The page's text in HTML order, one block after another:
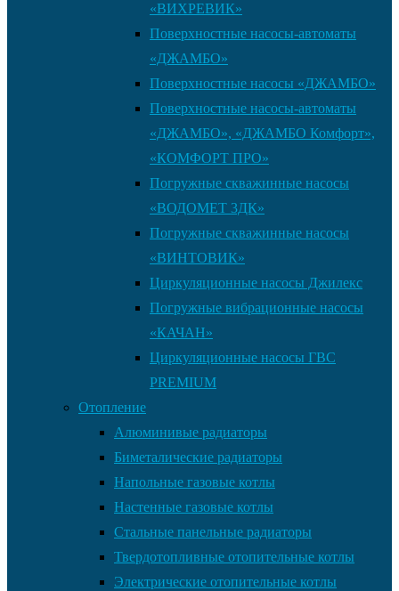
«ВИХРЕВИК»
Поверхностные насосы-автоматы
«ДЖАМБО»
Поверхностные насосы «ДЖАМБО»
Поверхностные насосы-автоматы
«ДЖАМБО», «ДЖАМБО Комфорт»,
«КОМФОРТ ПРО»
Погружные скважинные насосы
«ВОДОМЕТ 3ДК»
Погружные скважинные насосы
«ВИНТОВИК»
Циркуляционные насосы Джилекс
Погружные вибрационные насосы
«КАЧАН»
Циркуляционные насосы ГВС
PREMIUM
Отопление
Алюминивые радиаторы
Биметалические радиаторы
Напольные газовые котлы
Настенные газовые котлы
Стальные панельные радиаторы
Твердотопливные отопительные котлы
Электрические отопительные котлы